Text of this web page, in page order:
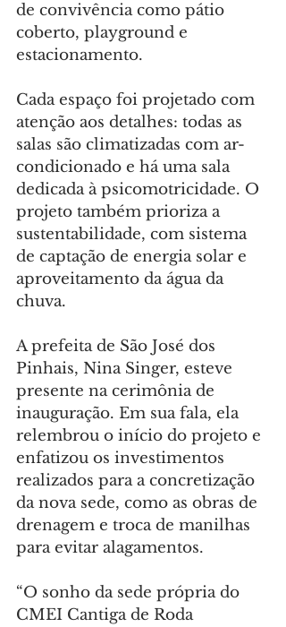
de convivência como pátio
coberto, playground e
estacionamento.
Cada espaço foi projetado com
atenção aos detalhes: todas as
salas são climatizadas com ar-
condicionado e há uma sala
dedicada à psicomotricidade. O
projeto também prioriza a
sustentabilidade, com sistema
de captação de energia solar e
aproveitamento da água da
chuva.
A prefeita de São José dos
Pinhais, Nina Singer, esteve
presente na cerimônia de
inauguração. Em sua fala, ela
relembrou o início do projeto e
enfatizou os investimentos
realizados para a concretização
da nova sede, como as obras de
drenagem e troca de manilhas
para evitar alagamentos.
“O sonho da sede própria do
CMEI Cantiga de Roda